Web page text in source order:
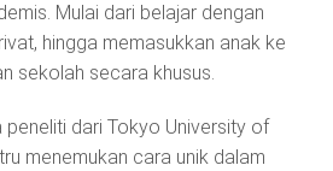
Mulai dari belajar dengan
hingga memasukkan anak ke
sekolah secara khusus.
peneliti dari Tokyo University of
menemukan cara unik dalam